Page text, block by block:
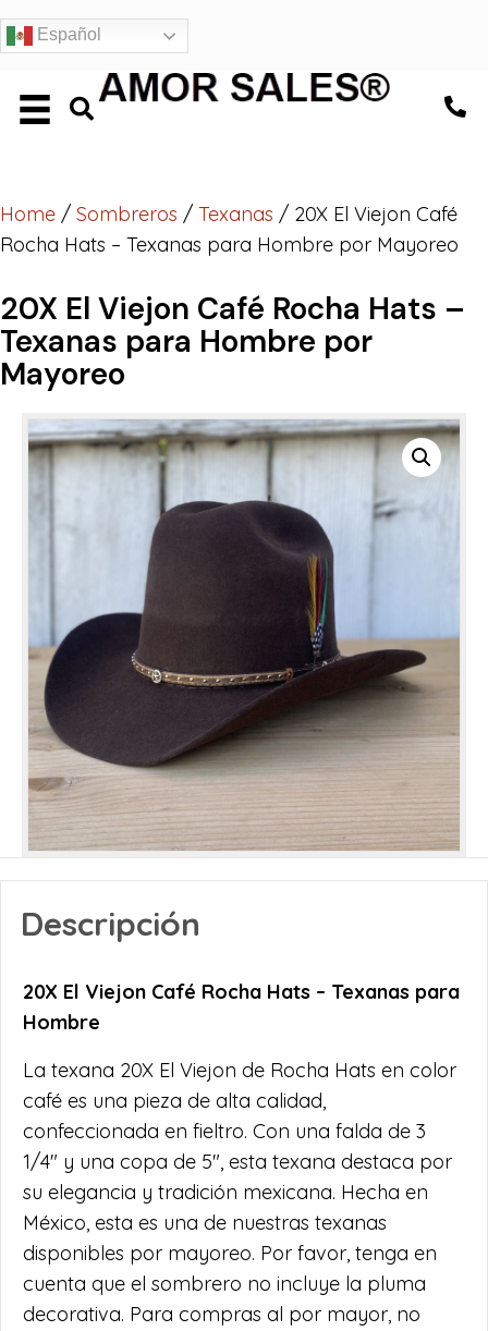
Español
Home / Sombreros / Texanas / 20X El Viejon Café
Rocha Hats – Texanas para Hombre por Mayoreo
20X El Viejon Café Rocha Hats –
Texanas para Hombre por
Mayoreo
Descripción
20X El Viejon Café Rocha Hats – Texanas para
Hombre
La texana 20X El Viejon de Rocha Hats en color
café es una pieza de alta calidad,
confeccionada en fieltro. Con una falda de 3
1/4″ y una copa de 5″, esta texana destaca por
su elegancia y tradición mexicana. Hecha en
México, esta es una de nuestras texanas
disponibles por mayoreo. Por favor, tenga en
cuenta que el sombrero no incluye la pluma
decorativa. Para compras al por mayor, no